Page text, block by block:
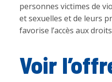
personnes victimes de
et sexuelles et de leurs
favorise l’accès aux
Voir